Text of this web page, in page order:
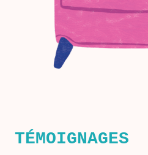
TÉMOIGNAGES